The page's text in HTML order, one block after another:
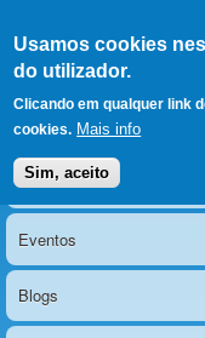
Usamos cookies
do utilizador.
Clicando em qualquer link
cookies. Mais info
Sim, aceito
O
Menu principal
Notícias
Eventos
Blogs